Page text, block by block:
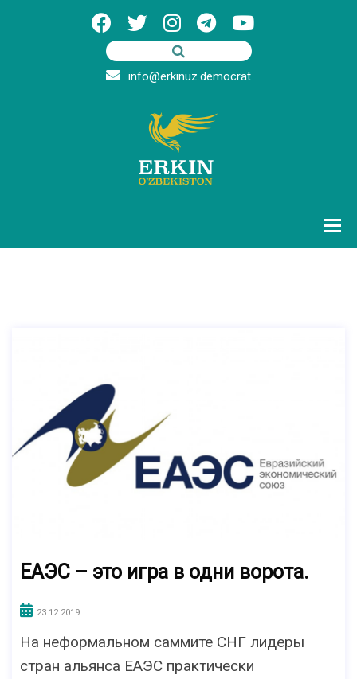
info@erkinuz.democrat
ЕАЭС – это игра в одни ворота.
23.12.2019
На неформальном саммите СНГ лидеры
стран альянса ЕАЭС практически